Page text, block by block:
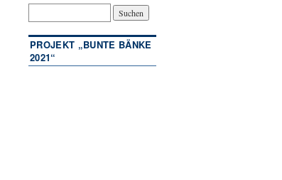
PROJEKT „BUNTE BÄNKE
2021“